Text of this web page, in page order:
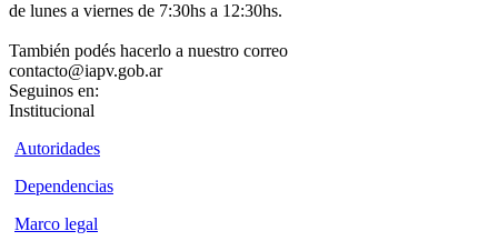
de lunes a viernes de 7:30hs a 12:30hs.
También podés hacerlo a nuestro correo
contacto@iapv.gob.ar
Seguinos en:
Institucional
Autoridades
Dependencias
Marco legal